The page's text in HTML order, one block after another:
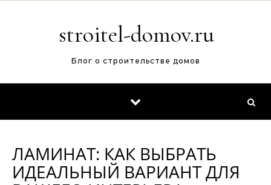
stroitel-domov.ru
Блог о строительстве домов
ЛАМИНАТ: КАК ВЫБРАТЬ
ИДЕАЛЬНЫЙ ВАРИАНТ ДЛЯ